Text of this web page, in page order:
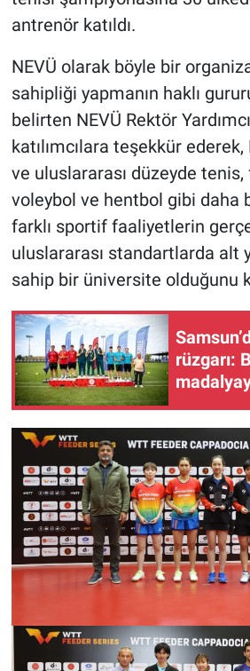
antrenör katıldı.
NEVÜ olarak böyle bir
sahipliği yapmanın haklı
belirten NEVÜ Rektör
katılımcılara teşekkür ederek,
ve uluslararası düzeyde
voleybol ve hentbol gibi daha
farklı sportif faaliyetlerin
uluslararası standartlarda alt
sahip bir üniversite olduğunu
rüzgarı: